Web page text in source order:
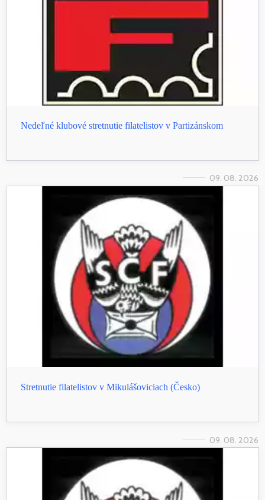
Nedeľné klubové stretnutie filatelistov v Partizánskom
09. 08. 2026
Stretnutie filatelistov v Mikulášoviciach (Česko)
09. 08. 2026